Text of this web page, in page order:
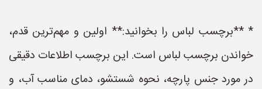
* **برچسب لباس را بخوانید:** اولین و مهم‌ترین قدم،
خواندن برچسب لباس است. این برچسب اطلاعات دقیقی
در مورد جنس پارچه، نحوه شستشو، دمای مناسب آب، و